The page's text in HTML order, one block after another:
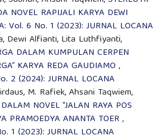
NOVEL RAPIJALI KARYA DEWI
Vol. 6 No. 1 (2023): JURNAL LOCANA
Dewi Alfianti, Lita Luthfiyanti,
DALAM KUMPULAN CERPEN
KARYA REDA GAUDIAMO ,
2 (2024): JURNAL LOCANA
M. Rafiek, Ahsani Taqwiem,
NOVEL “JALAN RAYA POS
PRAMOEDYA ANANTA TOER,
1 (2023): JURNAL LOCANA